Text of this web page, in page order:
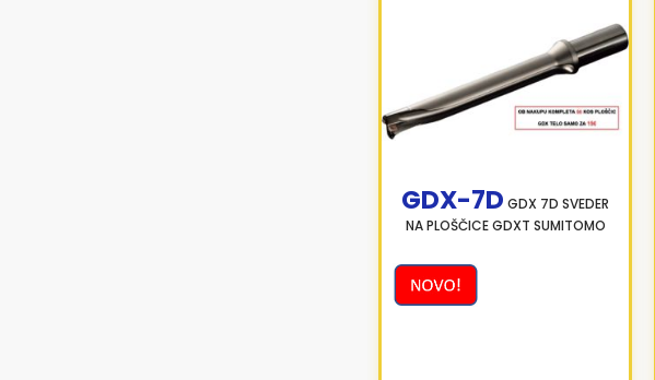
GDX-7D GDX 7D SVEDER
NA PLOŠČICE GDXT SUMITOMO